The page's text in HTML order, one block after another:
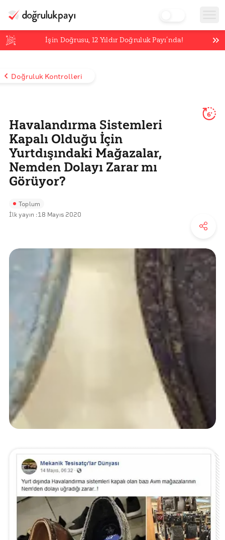
İşin Doğrusu,12 Yıldır Doğruluk Payı’nda!
Doğruluk Kontrolleri
Havalandırma Sistemleri
Kapalı Olduğu İçin
Yurtdışındaki Mağazalar,
Nemden Dolayı Zarar mı
Görüyor?
6'
Toplum
İlk yayın :18 Mayıs 2020